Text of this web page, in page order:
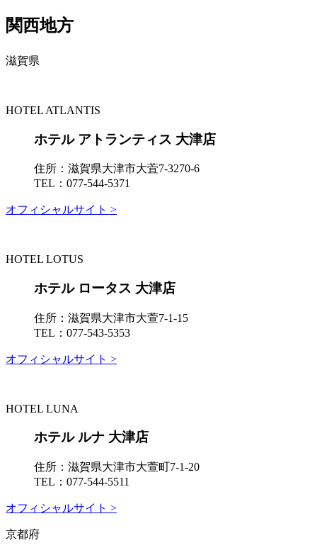
関西地方
滋賀県
HOTEL ATLANTIS
ホテル アトランティス 大津店
住所： 滋賀県大津市大萓7-3270-6
TEL： 077-544-5371
オフィシャルサイト >
HOTEL LOTUS
ホテル ロータス 大津店
住所： 滋賀県大津市大萱7-1-15
TEL： 077-543-5353
オフィシャルサイト >
HOTEL LUNA
ホテル ルナ 大津店
住所： 滋賀県大津市大萱町7-1-20
TEL： 077-544-5511
オフィシャルサイト >
京都府